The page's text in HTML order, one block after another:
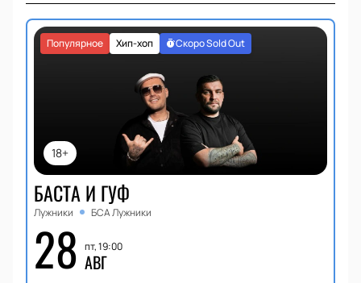
18+
Хип-хоп
Популярное Скоро Sold Out
БАСТА И ГУФ
Лужники БСА Лужники
28 пт, 19:00
АВГ